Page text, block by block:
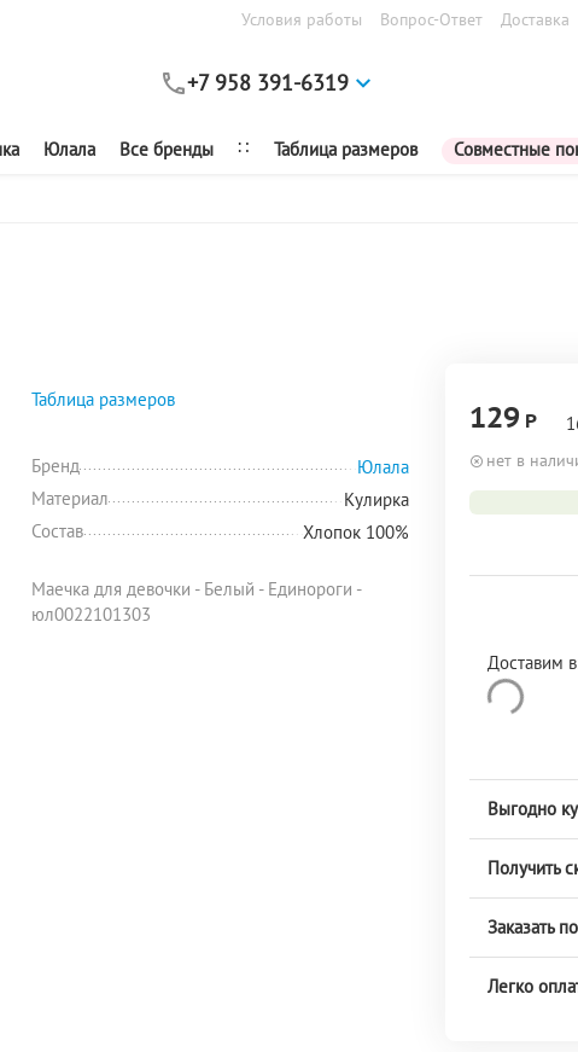
Условия работы Вопрос-Ответ Доставка
+7 958 391-6319
Юлала Все бренды ∷ Таблица размеров Совместные
Таблица размеров
Бренд
Юлала
Материал
Кулирка
Состав
Хлопок 100%
Маечка для девочки - Белый - Единороги -
юл0022101303
129 Р
нет в
Доставим
Выгодно
Получить
Заказать
Легко